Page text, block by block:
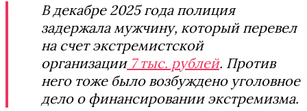
В декабре 2025 года полиция
задержала мужчину, который перевел
на счет экстремистской
организации7 тыс. рублей. Против
него тоже было возбуждено уголовное
дело о финансировании экстремизма.